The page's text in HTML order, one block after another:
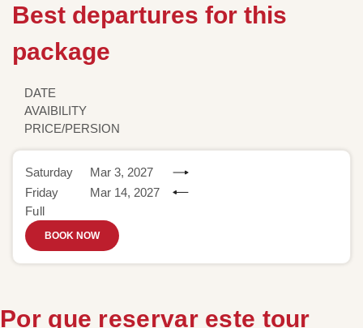
Best departures for this
package
DATE
AVAIBILITY
PRICE/PERSION
Saturday
Mar 3, 2027
Friday
Mar 14, 2027
Full
BOOK NOW
Por que reservar este tour